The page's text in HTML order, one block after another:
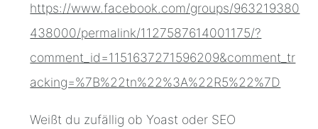
https://www.facebook.com/groups/963219380
438000/permalink/1127587614001175/?
comment_id=1151637271596209&comment_tr
acking=%7B%22tn%22%3A%22R5%22%7D
Weißt du zufällig ob Yoast oder SEO